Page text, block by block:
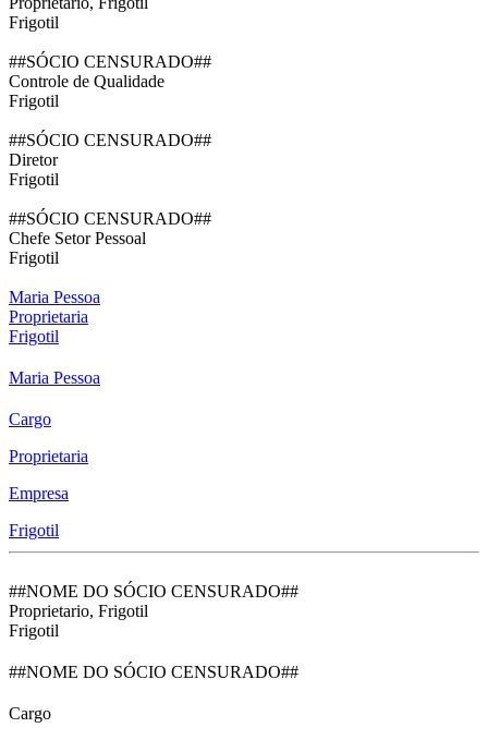
Frigotil
##SÓCIO CENSURADO##
Controle de Qualidade
Frigotil
##SÓCIO CENSURADO##
Diretor
Frigotil
##SÓCIO CENSURADO##
Chefe Setor Pessoal
Frigotil
Maria Pessoa
Proprietaria
Frigotil
Maria Pessoa
Cargo
Proprietaria
Empresa
Frigotil
##NOME DO SÓCIO CENSURADO##
Proprietario, Frigotil
Frigotil
##NOME DO SÓCIO CENSURADO##
Cargo